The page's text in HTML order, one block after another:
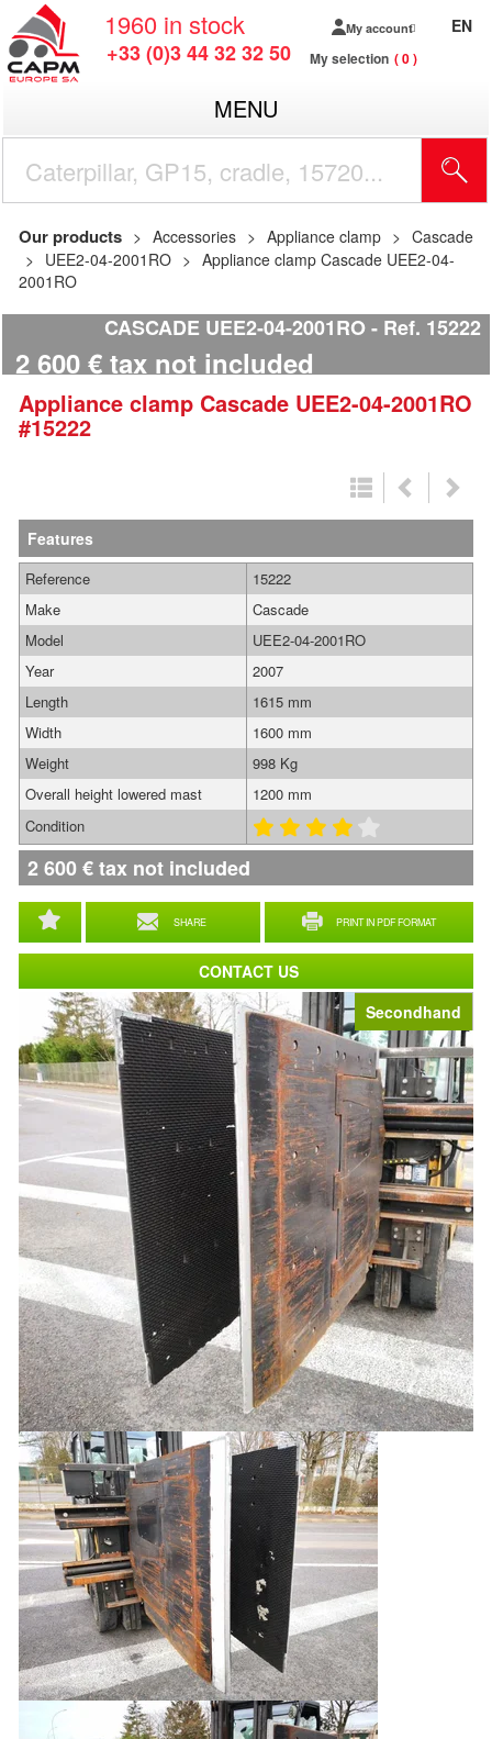
1960 in stock
+33 (0)3 44 32 32 50
My account
My selection 0
EN
MENU
Our products Accessories Appliance clamp
Cascade
UEE2-04-2001RO
Appliance clamp Cascade UEE2-04-
2001RO
CASCADE UEE2-04-2001RO Ref. 15222
2 600 € tax not included
Appliance clamp Cascade UEE2-04-2001RO
#15222
Secondhand
Features
SHARE PRINT IN PDF FORMAT
Reference
15222
Make
Cascade
Model
UEE2-04-2001RO
Year
2007
Length
1615 mm
Width
1600 mm
Weight
998 Kg
Overall height lowered mast
1200 mm
Condition
2 600€tax not included
CONTACT US